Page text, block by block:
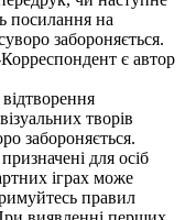
посилання на
забороняється.
є автор
творів
забороняється.
для осіб
іграх може
правил